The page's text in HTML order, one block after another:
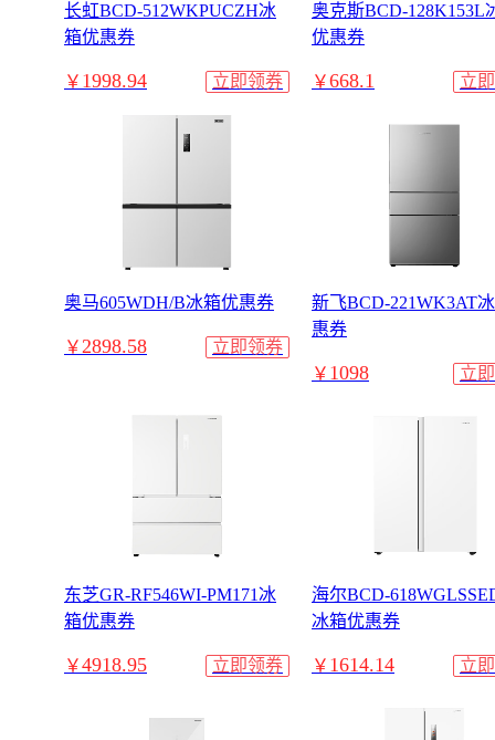
长虹BCD-512WKPUCZH冰
箱优惠券
￥ 1998.94 立即领券
奥克斯BCD-128K153L
优惠券
￥668.1 立
奥马605WDH/B冰箱优惠券
￥2898.58 立即领券
新飞BCD-221WK3AT
惠券
￥ 1098 立
东芝GR-RF546WI-PM171冰
箱优惠券
￥4918.95 立即领券
海尔BCD-
冰箱优惠券
￥ 1614.14 立